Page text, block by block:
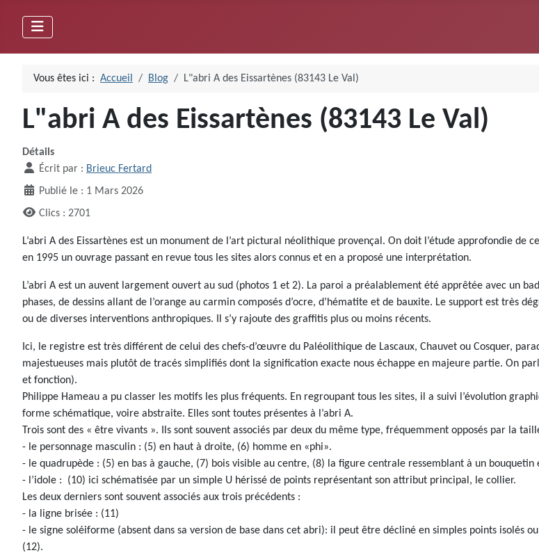
Vous êtes ici : Accueil Blog L"abri A des Eissartènes (83143 Le Val)
L"abri A des Eissartènes (83143 Le Val)
Détails
Écrit par : Brieuc Fertard
Publié le : 1 Mars 2026
Clics : 2701
L’abri A des Eissartènes est un monument de l’art pictural néolithique provençal. On doit l’étude approfondie de
en 1995 un ouvrage passant en revue tous les sites alors connus et en a proposé une interprétation.
L’abri A est un auvent largement ouvert au sud (photos 1 et 2). La paroi a préalablement été apprêtée avec un
phases, de dessins allant de l’orange au carmin composés d’ocre, d’hématite et de bauxite. Le support est très
ou de diverses interventions anthropiques. Il s’y rajoute des graffitis plus ou moins récents.
Ici, le registre est très différent de celui des chefs-d’œuvre du Paléolithique de Lascaux, Chauvet ou Cosquer,
majestueuses mais plutôt de tracés simplifiés dont la signification exacte nous échappe en majeure partie. On
et fonction).
Philippe Hameau a pu classer les motifs les plus fréquents. En regroupant tous les sites, il a suivi l’évolution
forme schématique, voire abstraite. Elles sont toutes présentes à l’abri A.
Trois sont des « être vivants ». Ils sont souvent associés par deux du même type, fréquemment opposés par la
- le personnage masculin : (5) en haut à droite, (6) homme en «phi».
- le quadrupède : (5) en bas à gauche, (7) bois visible au centre, (8) la figure centrale ressemblant à un bouquetin
- l’idole : (10) ici schématisée par un simple U hérissé de points représentant son attribut principal, le collier.
Les deux derniers sont souvent associés aux trois précédents :
- la ligne brisée : (11)
- le signe soléiforme (absent dans sa version de base dans cet abri): il peut être décliné en simples points isolés
(12).